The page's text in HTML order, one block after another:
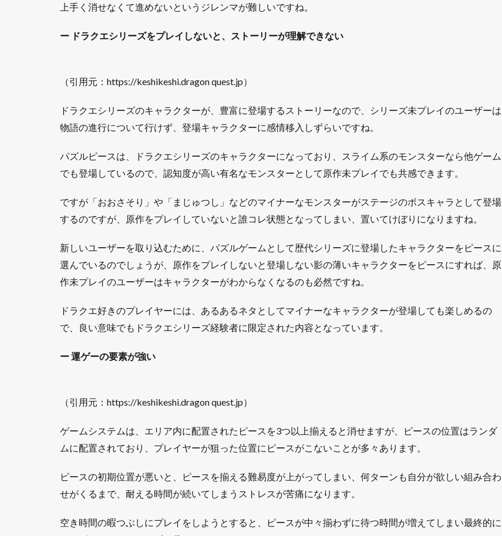
上手く消せなくて進めないというジレンマが難しいですね。
ー ドラクエシリーズをプレイしないと、ストーリーが理解できない
（引用元：https://keshikeshi.dragon quest.jp）
ドラクエシリーズのキャラクターが、豊富に登場するストーリーなので、シリーズ未プレイのユーザーは
物語の進行について行けず、登場キャラクターに感情移入しずらいですね。
パズルピースは、ドラクエシリーズのキャラクターになっており、スライム系のモンスターなら他ゲーム
でも登場しているので、認知度が高い有名なモンスターとして原作未プレイでも共感できます。
ですが「おおさそり」や「まじゅつし」などのマイナーなモンスターがステージのボスキャラとして登場
するのですが、原作をプレイしていないと誰コレ状態となってしまい、置いてけぼりになりますね。
新しいユーザーを取り込むために、パズルゲームとして歴代シリーズに登場したキャラクターをピースに
選んでいるのでしょうが、原作をプレイしないと登場しない影の薄いキャラクターをピースにすれば、原
作未プレイのユーザーはキャラクターがわからなくなるのも必然ですね。
ドラクエ好きのプレイヤーには、あるあるネタとしてマイナーなキャラクターが登場しても楽しめるの
で、良い意味でもドラクエシリーズ経験者に限定された内容となっています。
ー運ゲーの要素が強い
（引用元：https://keshikeshi.dragon quest.jp）
ゲームシステムは、エリア内に配置されたピースを3つ以上揃えると消せますが、ピースの位置はランダ
ムに配置されており、プレイヤーが狙った位置にピースがこないことが多々あります。
ピースの初期位置が悪いと、ピースを揃える難易度が上がってしまい、何ターンも自分が欲しい組み合わ
せがくるまで、耐える時間が続いてしまうストレスが苦痛になります。
空き時間の暇つぶしにプレイをしようとすると、ピースが中々揃わずに待つ時間が増えてしまい最終的に